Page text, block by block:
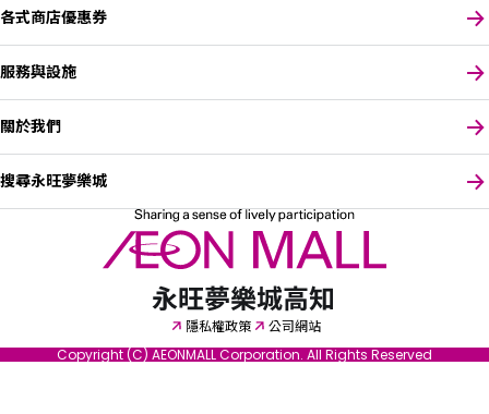
請選擇您偏好的語言
各式商店優惠券
服務與設施
關於我們
搜尋永旺夢樂城
隱私權政策
公司網站
Copyright (C) AEONMALL Corporation. All Rights Reserved